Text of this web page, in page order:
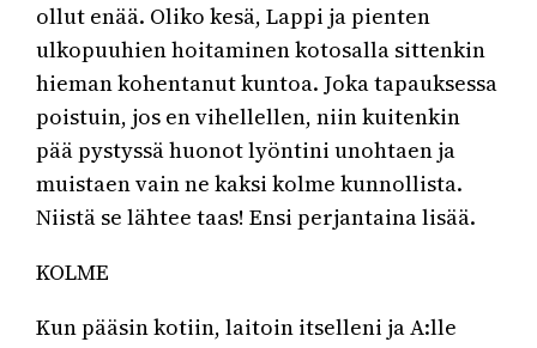
ollut enää. Oliko kesä, Lappi ja pienten
ulkopuuhien hoitaminen kotosalla sittenkin
hieman kohentanut kuntoa. Joka tapauksessa
poistuin, jos en vihellellen, niin kuitenkin
pää pystyssä huonot lyöntini unohtaen ja
muistaen vain ne kaksi kolme kunnollista.
Niistä se lähtee taas! Ensi perjantaina lisää.
KOLME
Kun pääsin kotiin, laitoin itselleni ja A:lle